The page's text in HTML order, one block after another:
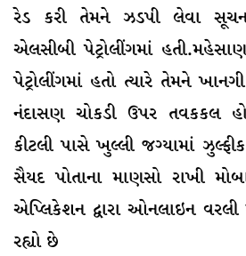
રેડ કરી તેમને ઝડપી લેવા
એલસીબી પેટ્રોલીંગમાં
પેટ્રોલીંગમાં હતો ત્યારે તેમને
નંદાસણ ચોકડી ઉપર તવકકલ
કીટલી પાસે ખુલ્લી જગ્યામાં
સૈયદ પોતાના માણસો રાખી
એપ્લિકેશન દ્વારા ઓનલાઇન વરલી
રહ્યો છે